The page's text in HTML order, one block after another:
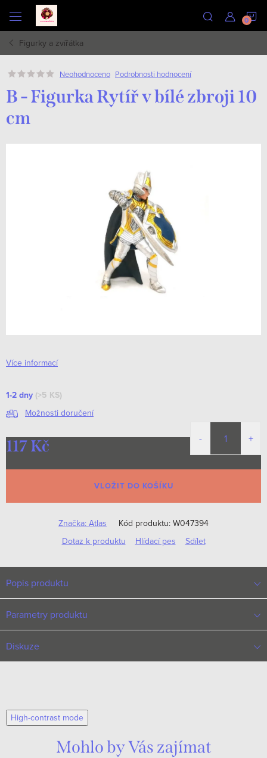
obsah
Figurky a zvířátka
Neohodnoceno Podrobnosti hodnocení
B - Figurka Rytíř v bílé zbroji 10
cm
Více informací
1-2 dny (>5 KS)
Možnosti doručení
117 Kč
cena:
VLOŽIT DO KOŠÍKU
Značka: Atlas Kód produktu: W047394
Dotaz k produktu
Hlídací pes Sdílet
Popis produktu
Parametry produktu
Diskuze
High-contrast mode
Mohlo by Vás zajímat